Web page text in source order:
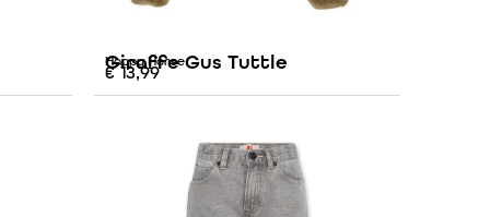
Happy Horse
Giraffe Gus Tuttle
€13,99